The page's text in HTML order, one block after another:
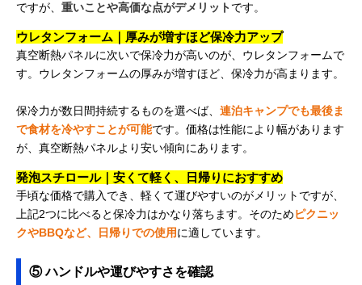
ですが、 重いことや高価な点がデメリットです。
ウレタンフォーム｜厚みが増すほど保冷力アップ
真空断熱パネルに次いで保冷力が高いのが、ウレタンフォームで
す。ウレタンフォームの厚みが増すほど、保冷力が高まります。
保冷力が数日間持続するものを選べば、 連泊キャンプでも最後ま
で食材を冷やすことが可能です。価格は性能により幅があります
が、真空断熱パネルより安い傾向にあります。
発泡スチロール｜安くて軽く、日帰りにおすすめ
手頃な価格で購入でき、軽くて運びやすいのがメリットですが、
上記2つに比べると保冷力はかなり落ちます。そのためピクニッ
クやBBQなど、日帰りでの使用に適しています。
⑤ ハンドルや運びやすさを確認